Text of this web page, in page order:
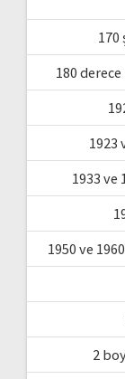
170
180
1923
1933
1950 ve
2